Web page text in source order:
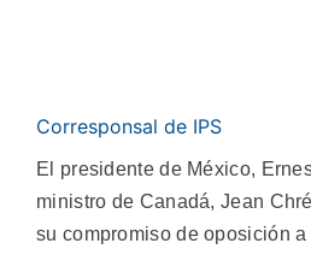
Corresponsal de IPS
El presidente de México,
ministro de Canadá, Jean
su compromiso de oposición